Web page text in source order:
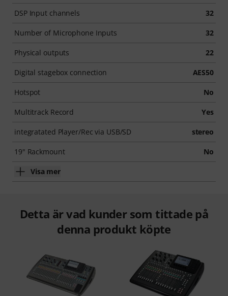
DSP Input channels 32
Number of Microphone Inputs 32
Physical outputs 22
Digital stagebox connection AES50
Hotspot No
Multitrack Record Yes
integratated Player/Rec via USB/SD stereo
19" Rackmount No
Visa mer
Detta är vad kunder som tittade på
denna produkt köpte